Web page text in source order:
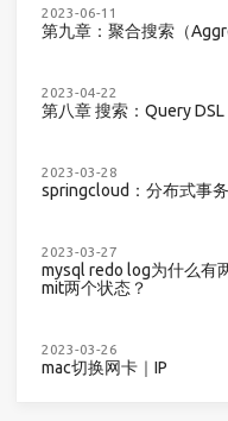
2023-06-11
第九章：聚合搜索（
2023-04-22
第八章 搜索：Query DSL
2023-03-28
springcloud：分布式事
2023-03-27
mysql redo log为什么有
mit两个状态？
2023-03-26
mac切换网卡｜IP